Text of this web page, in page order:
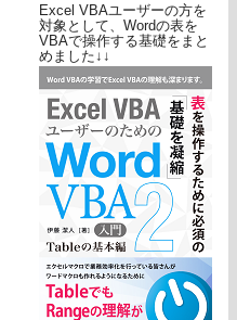
Excel VBAユーザーの方を
対象として、Wordの表を
VBAで操作する基礎をまと
めました↓↓